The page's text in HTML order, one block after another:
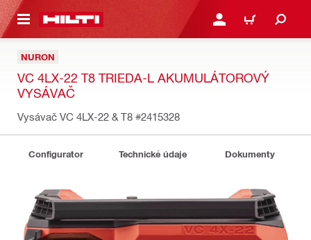
HLAVNÝ OBSAH PRIHLÁSIŤ ALEBO
KOŠÍK
NURON
VC 4LX-22 T8 TRIEDA-L AKUMULÁTOROVÝ
VYSÁVAČ
Vysávač VC 4LX-22 & T8 #2415328
Configurator Technické údaje Dokumenty